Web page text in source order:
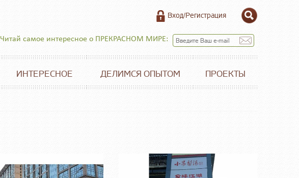
Вход/Регистрация
Читай самое интересное о ПРЕКРАСНОМ МИРЕ:
ИНТЕРЕСНОЕ ДЕЛИМСЯ ОПЫТОМ ПРОЕКТЫ